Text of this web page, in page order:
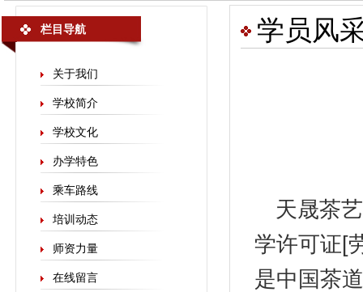
栏目导航
关于我们
学校简介
学校文化
办学特色
乘车路线
培训动态
师资力量
在线留言
学员风
天晟茶
学许可证[
是中国茶